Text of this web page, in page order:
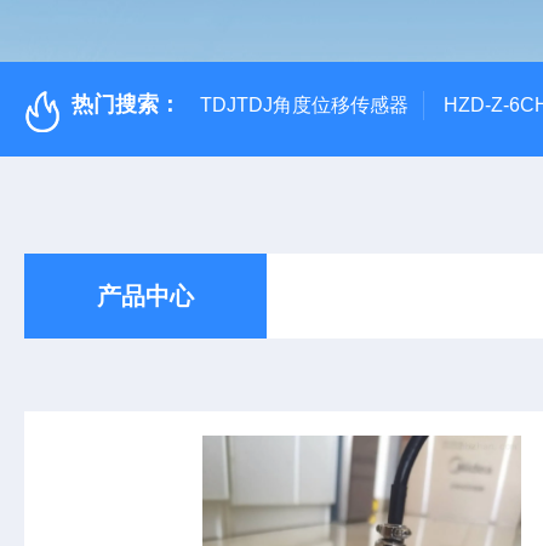
热门搜索： TDJTDJ角度位移传感器 HZD-Z-
产品中心